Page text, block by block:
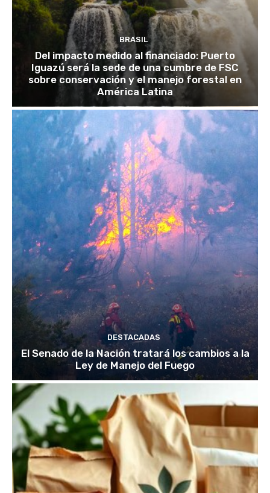
BRASIL
Del impacto medido al financiado: Puerto
Iguazú será la sede de una cumbre de FSC
sobre conservación y el manejo forestal en
América Latina
DESTACADAS
El Senado de la Nación tratará los cambios a la
Ley de Manejo del Fuego